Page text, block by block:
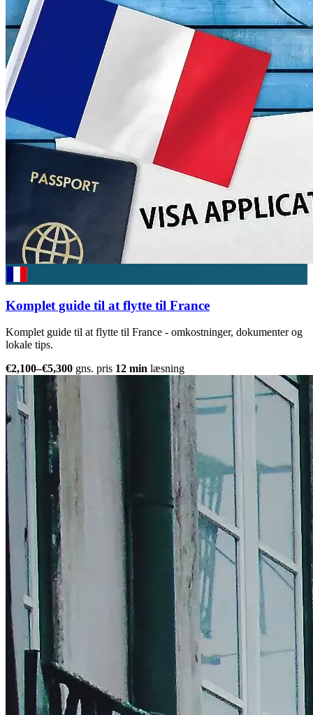
Komplet guide til at flytte til France
Komplet guide til at flytte til France - omkostninger, dokumenter og
lokale tips.
€2,100–€5,300 gns. pris 12 min læsning